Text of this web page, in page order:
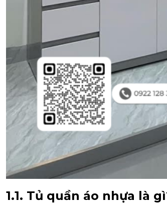
1.1. Tủ quần áo nhựa là